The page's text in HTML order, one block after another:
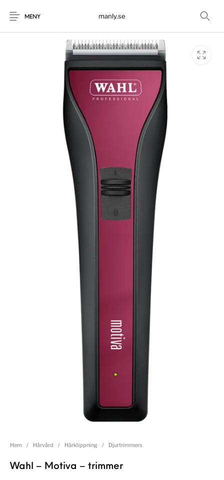
MENY manly.se
Hem / Hårvård / Hårklippning / Djurtrimmers
Wahl – Motiva – trimmer